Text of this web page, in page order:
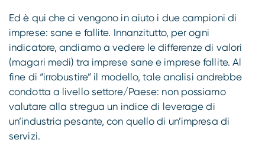
Ed è qui che ci vengono in aiuto i due campioni di
imprese: sane e fallite. Innanzitutto, per ogni
indicatore, andiamo a vedere le differenze di valori
(magari medi) tra imprese sane e imprese fallite. Al
fine di “irrobustire” il modello, tale analisi andrebbe
condotta a livello settore/Paese: non possiamo
valutare alla stregua un indice di leverage di
un’industria pesante, con quello di un’impresa di
servizi.